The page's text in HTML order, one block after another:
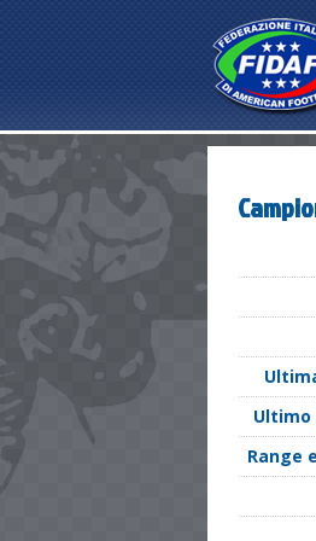
Ultimo
Range